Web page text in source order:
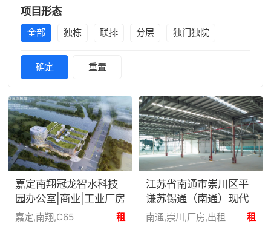
项目形态
全部 独栋 联排 分层 独门独院
确定 重置
嘉定南翔冠龙智水科技
园办公室|商业|工业厂房
出租
嘉定,南翔,C65 租
江苏省南通市崇川区平
谦苏锡通（南通）现代
产业园厂房出租
南通,崇川,厂房,出租 租